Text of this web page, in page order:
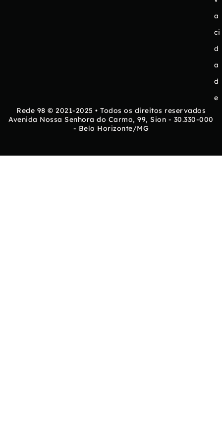
a
ci
d
a
d
e
Rede 98 © 2021-2025 • Todos os direitos reservados
Avenida Nossa Senhora do Carmo, 99, Sion - 30.330-000
- Belo Horizonte/MG